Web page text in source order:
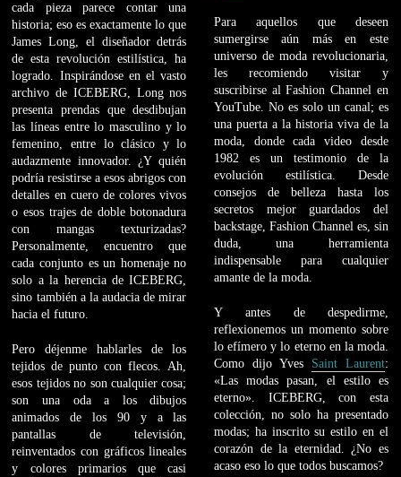
cada pieza parece contar una
historia; eso es exactamente lo que
James Long, el diseñador detrás
de esta revolución estilística, ha
logrado. Inspirándose en el vasto
archivo de ICEBERG, Long nos
presenta prendas que desdibujan
las líneas entre lo masculino y lo
femenino, entre lo clásico y lo
audazmente innovador. ¿Y quién
podría resistirse a esos abrigos con
detalles en cuero de colores vivos
o esos trajes de doble botonadura
con mangas texturizadas?
Personalmente, encuentro que
cada conjunto es un homenaje no
solo a la herencia de ICEBERG,
sino también a la audacia de mirar
hacia el futuro.
Pero déjenme hablarles de los
tejidos de punto con flecos. Ah,
esos tejidos no son cualquier cosa;
son una oda a los dibujos
animados de los 90 y a las
pantallas de televisión,
reinventados con gráficos lineales
y colores primarios que casi
Para aquellos que deseen
sumergirse aún más en este
universo de moda revolucionaria,
les recomiendo visitar y
suscribirse al Fashion Channel en
YouTube. No es solo un canal; es
una puerta a la historia viva de la
moda, donde cada video desde
1982 es un testimonio de la
evolución estilística. Desde
consejos de belleza hasta los
secretos mejor guardados del
backstage, Fashion Channel es, sin
duda, una herramienta
indispensable para cualquier
amante de la moda.
Y antes de despedirme,
reflexionemos un momento sobre
lo efímero y lo eterno en la moda.
Como dijo Yves Saint Laurent:
«Las modas pasan, el estilo es
eterno». ICEBERG, con esta
colección, no solo ha presentado
modas; ha inscrito su estilo en el
corazón de la eternidad. ¿No es
acaso eso lo que todos buscamos?